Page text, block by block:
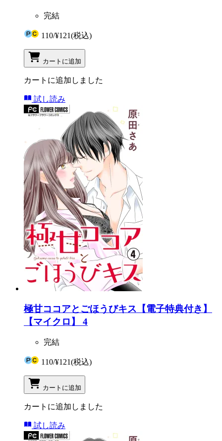
完結
110/¥121(税込)
カートに追加
カートに追加しました
試し読み
極甘ココアとごほうびキス【電子特典付き】
【マイクロ】 4
完結
110/¥121(税込)
カートに追加
カートに追加しました
試し読み